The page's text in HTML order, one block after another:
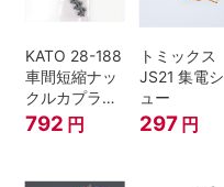
KATO 28-188
車間短縮ナッ
クルカプラー
灰 (ボギー貨
792 円
トミックス
JS21 集電シ
ュー
297 円